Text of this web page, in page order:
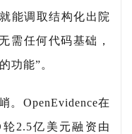
能调取结构化出院
需任何代码基础，
功能”。
。OpenEvidence在
2.5亿美元融资由